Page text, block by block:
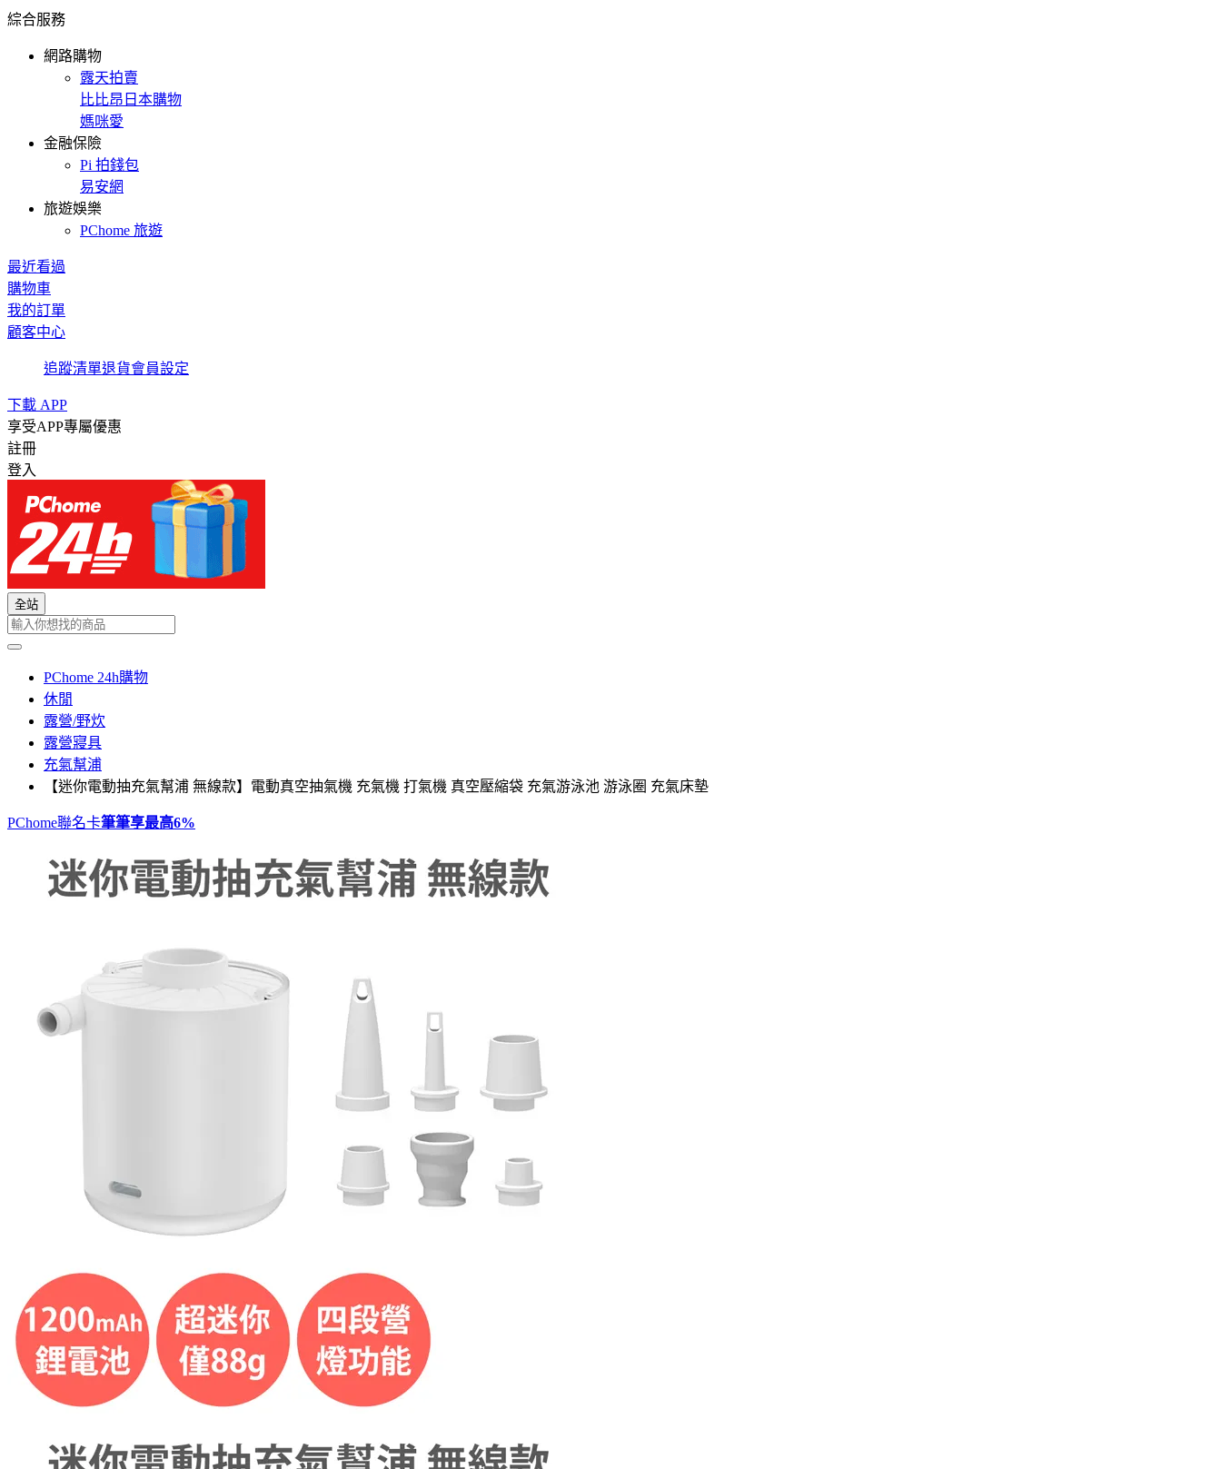
綜合服務
網路購物
露天拍賣
比比昂日本購物
媽咪愛
金融保險
Pi 拍錢包
易安網
旅遊娛樂
PChome 旅遊
最近看過
購物車
我的訂單
顧客中心
追蹤清單退貨會員設定
下載 APP
享受APP專屬優惠
註冊
登入
全站
PChome 24h購物
休閒
露營/野炊
露營寢具
充氣幫浦
【迷你電動抽充氣幫浦 無線款】電動真空抽氣機 充氣機 打氣機 真空壓縮袋 充氣游泳池 游泳圈 充氣床墊
PChome聯名卡筆筆享最高6%